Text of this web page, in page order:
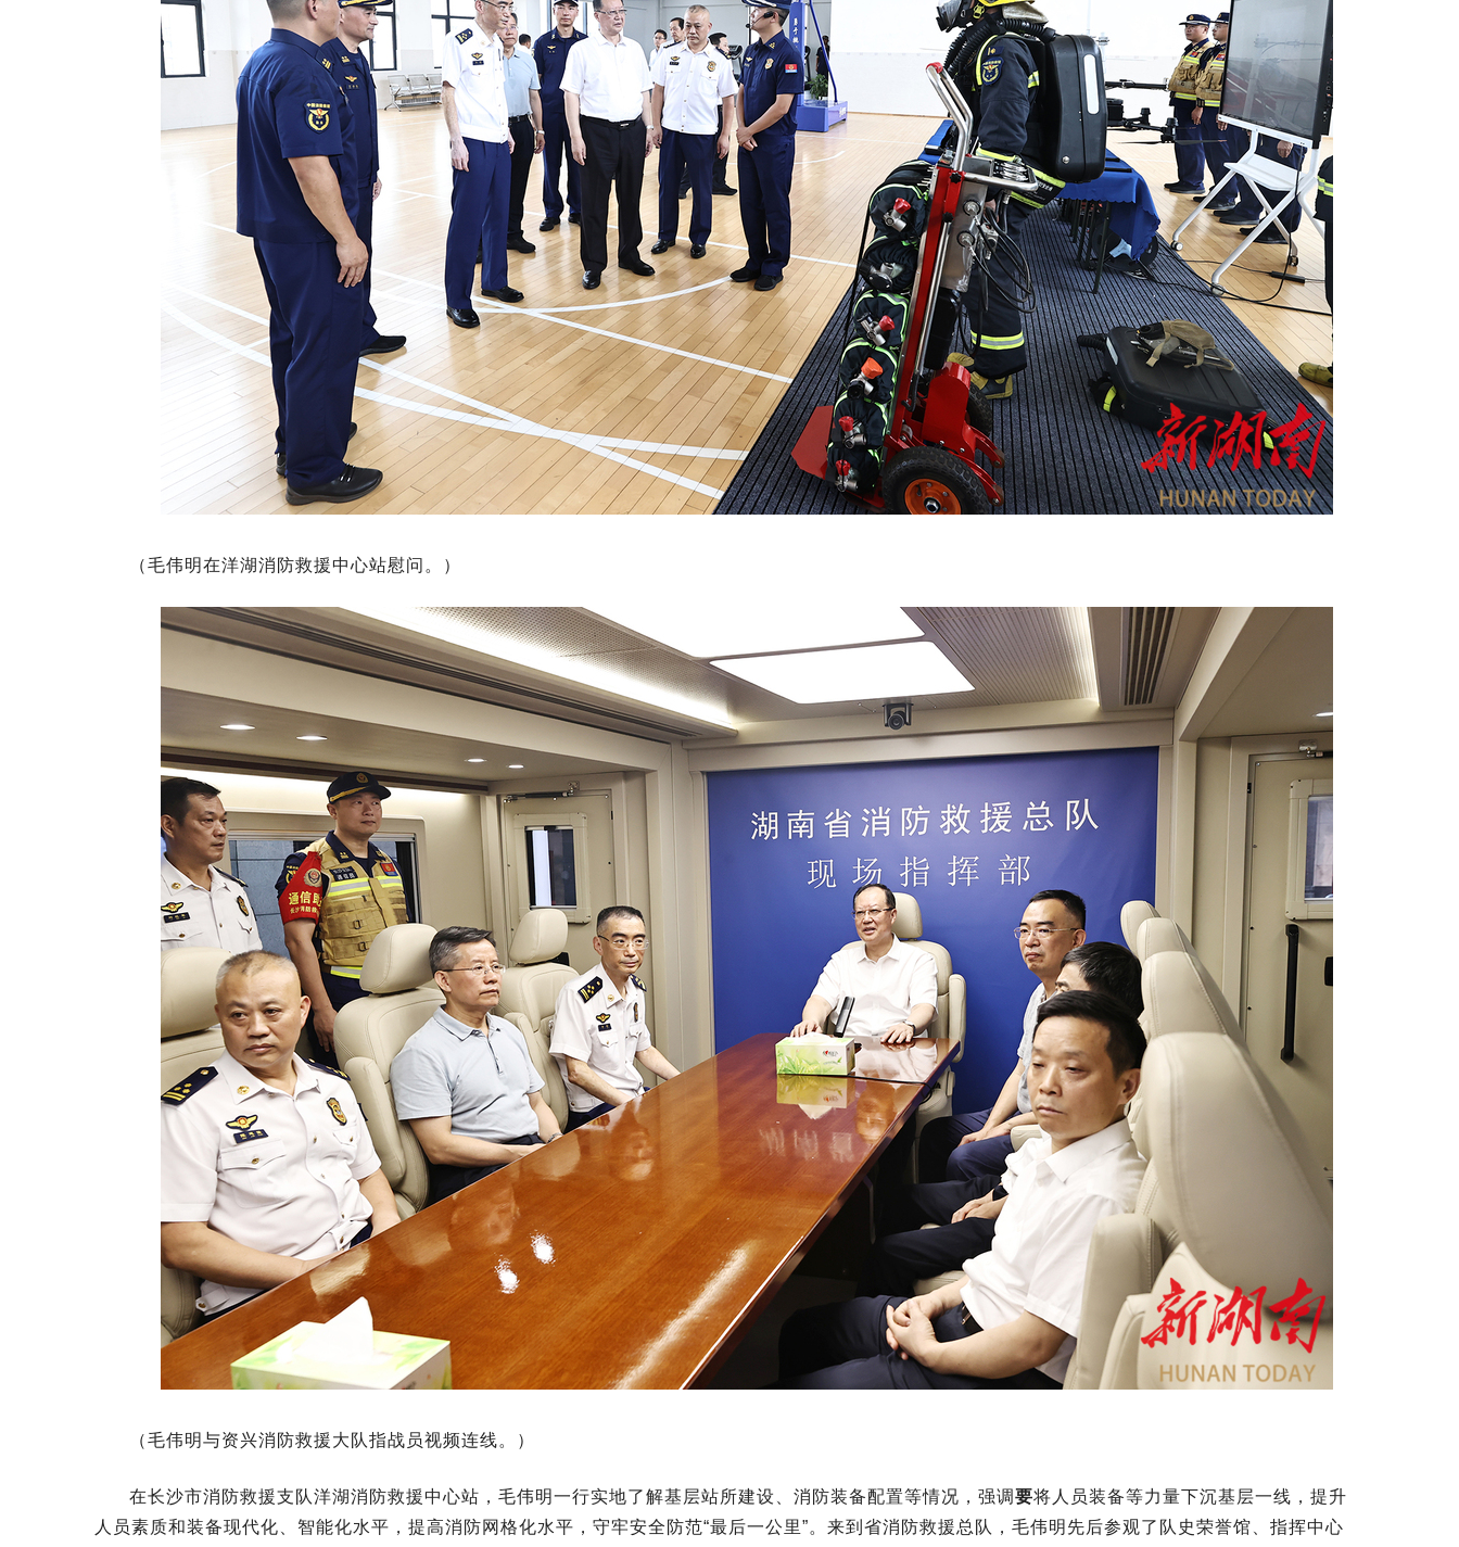
（毛伟明在洋湖消防救援中心站慰问。）
（毛伟明与资兴消防救援大队指战员视频连线。）
在长沙市消防救援支队洋湖消防救援中心站，毛伟明一行实地了解基层站所建设、消防装备配置等情况，强调要将人员装备等力量下沉基层一线，提升
人员素质和装备现代化、智能化水平，提高消防网格化水平，守牢安全防范“最后一公里”。来到省消防救援总队，毛伟明先后参观了队史荣誉馆、指挥中心